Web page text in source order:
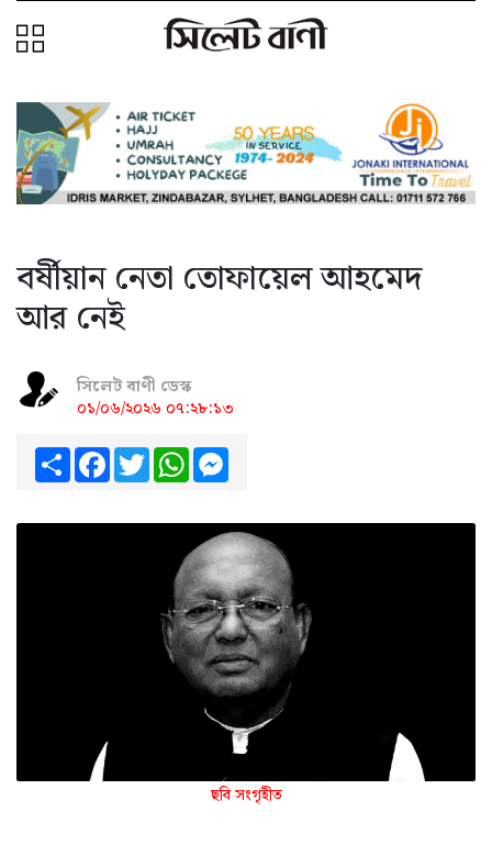
বর্ষীয়ান নেতা তোফায়েল আহমেদ
আর নেই
সিলেট বাণী ডেস্ক
০১/০৬/২০২৬ ০৭:২৮:১৩
ShareFacebook
TwitterWhatsApp
ছবি সংগৃহীত